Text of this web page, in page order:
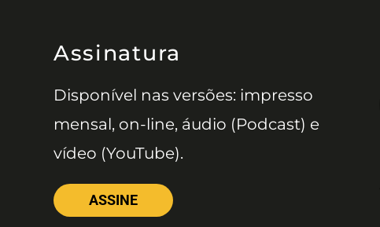
Assinatura
Disponível nas versões: impresso
mensal, on-line, áudio (Podcast) e
vídeo (YouTube).
ASSINE